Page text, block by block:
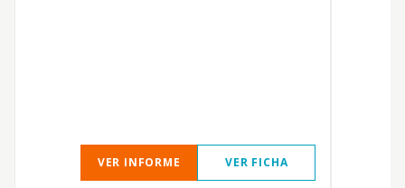
VER INFORME VER FICHA